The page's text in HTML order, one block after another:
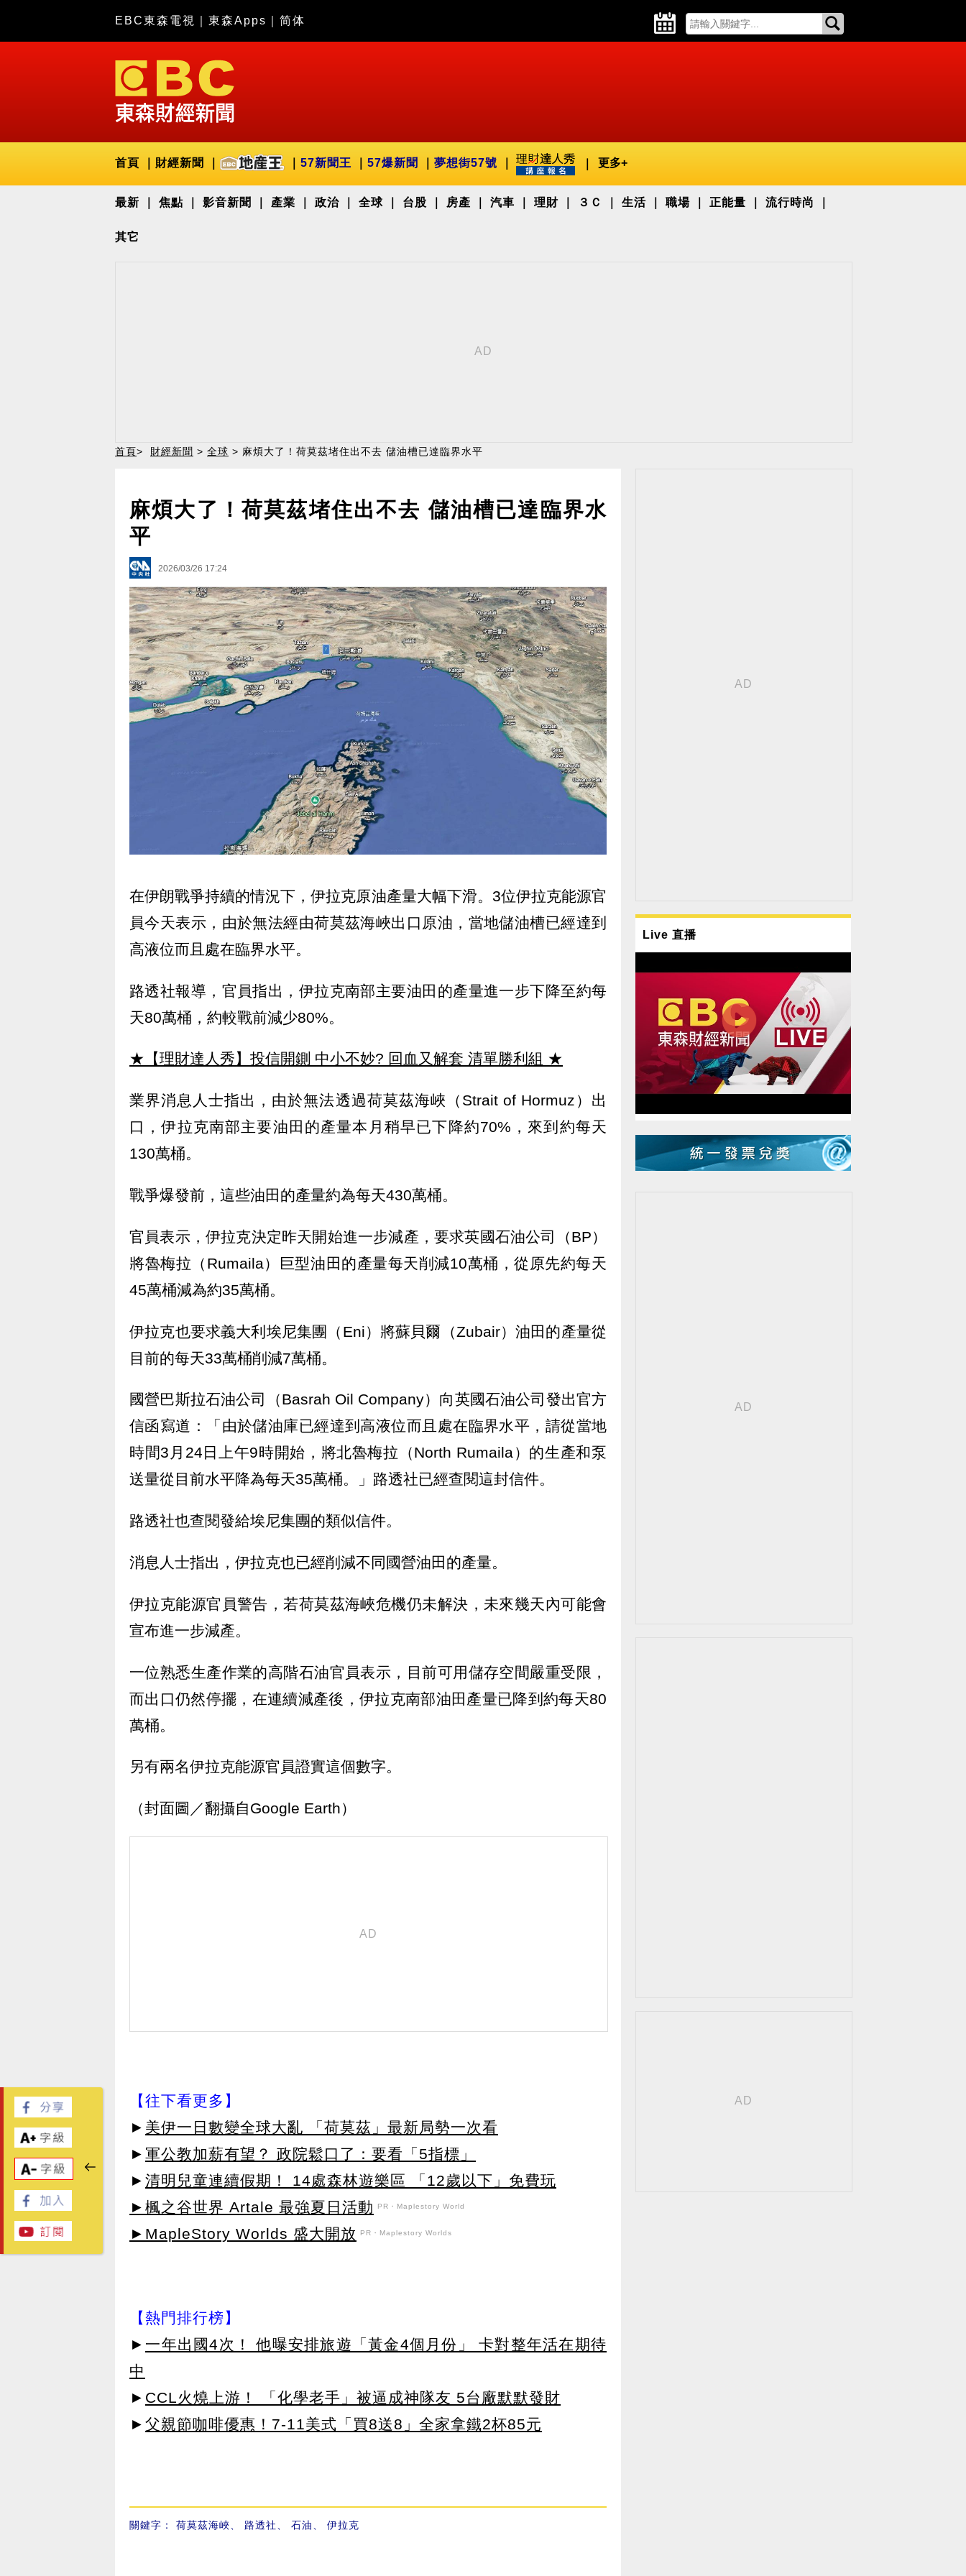
EBC東森電視 東森Apps 简体
首頁 財經新聞 57新聞王 57爆新聞 夢想街57號 更多+
最新 焦點 影音新聞 產業 政治 全球 台股 房產 汽車 理財 ３Ｃ 生活 職場 正能量 流行時尚
其它
首頁> 財經新聞 > 全球 > 麻煩大了！荷莫茲堵住出不去 儲油槽已達臨界水平
麻煩大了！荷莫茲堵住出不去 儲油槽已達臨界水
平
2026/03/26 17:24
在伊朗戰爭持續的情況下，伊拉克原油產量大幅下滑。3位伊拉克能源官
員今天表示，由於無法經由荷莫茲海峽出口原油，當地儲油槽已經達到
高液位而且處在臨界水平。
路透社報導，官員指出，伊拉克南部主要油田的產量進一步下降至約每
天80萬桶，約較戰前減少80%。
★【理財達人秀】投信開鍘 中小不妙? 回血又解套 清單勝利組 ★
業界消息人士指出，由於無法透過荷莫茲海峽（Strait of Hormuz）出
口，伊拉克南部主要油田的產量本月稍早已下降約70%，來到約每天
130萬桶。
戰爭爆發前，這些油田的產量約為每天430萬桶。
官員表示，伊拉克決定昨天開始進一步減產，要求英國石油公司（BP）
將魯梅拉（Rumaila）巨型油田的產量每天削減10萬桶，從原先約每天
45萬桶減為約35萬桶。
伊拉克也要求義大利埃尼集團（Eni）將蘇貝爾（Zubair）油田的產量從
目前的每天33萬桶削減7萬桶。
國營巴斯拉石油公司（Basrah Oil Company）向英國石油公司發出官方
信函寫道：「由於儲油庫已經達到高液位而且處在臨界水平，請從當地
時間3月24日上午9時開始，將北魯梅拉（North Rumaila）的生產和泵
送量從目前水平降為每天35萬桶。」路透社已經查閱這封信件。
路透社也查閱發給埃尼集團的類似信件。
消息人士指出，伊拉克也已經削減不同國營油田的產量。
伊拉克能源官員警告，若荷莫茲海峽危機仍未解決，未來幾天內可能會
宣布進一步減產。
一位熟悉生產作業的高階石油官員表示，目前可用儲存空間嚴重受限，
而出口仍然停擺，在連續減產後，伊拉克南部油田產量已降到約每天80
萬桶。
另有兩名伊拉克能源官員證實這個數字。
（封面圖／翻攝自Google Earth）
【往下看更多】
► 美伊一日數變全球大亂 「荷莫茲」最新局勢一次看
► 軍公教加薪有望？ 政院鬆口了：要看「5指標」
► 清明兒童連續假期！ 14處森林遊樂區 「12歲以下」免費玩
►楓之谷世界 Artale 最強夏日活動
PR・Maplestory World
►MapleStory Worlds 盛大開放 PR・Maplestory Worlds
【熱門排行榜】
► 一年出國4次！ 他曝安排旅遊「黃金4個月份」 卡對整年活在期待
中
► CCL火燒上游！ 「化學老手」被逼成神隊友 5台廠默默發財
► 父親節咖啡優惠！7-11美式「買8送8」全家拿鐵2杯85元
關鍵字： 荷莫茲海峽 路透社 石油 伊拉克
Live 直播